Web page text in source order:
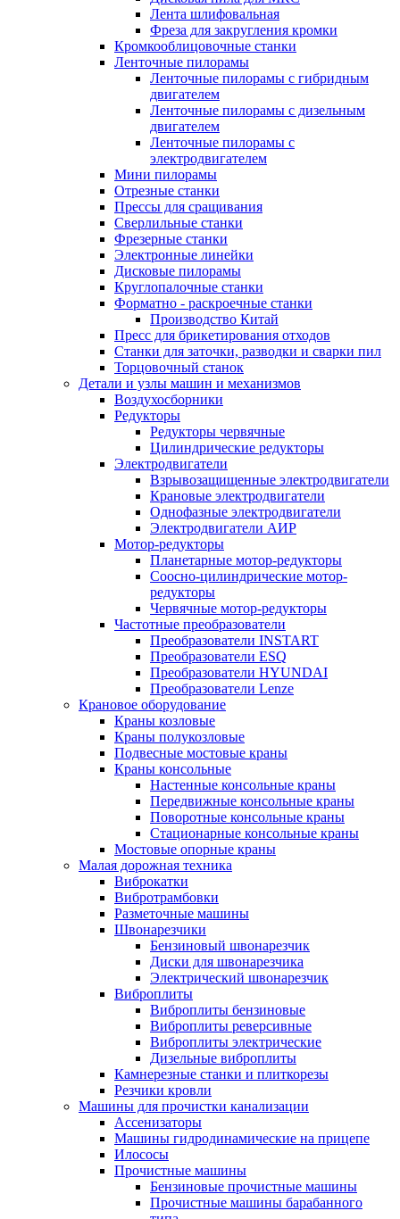
Лента шлифовальная
Фреза для закругления кромки
Кромкооблицовочные станки
Ленточные пилорамы
Ленточные пилорамы с гибридным
двигателем
Ленточные пилорамы с дизельным
двигателем
Ленточные пилорамы с
электродвигателем
Мини пилорамы
Отрезные станки
Прессы для сращивания
Сверлильные станки
Фрезерные станки
Электронные линейки
Дисковые пилорамы
Круглопалочные станки
Форматно - раскроечные станки
Производство Китай
Пресс для брикетирования отходов
Станки для заточки, разводки и сварки пил
Торцовочный станок
Детали и узлы машин и механизмов
Воздухосборники
Редукторы
Редукторы червячные
Цилиндрические редукторы
Электродвигатели
Взрывозащищенные электродвигатели
Крановые электродвигатели
Однофазные электродвигатели
Электродвигатели АИР
Мотор-редукторы
Планетарные мотор-редукторы
Соосно-цилиндрические мотор-
редукторы
Червячные мотор-редукторы
Частотные преобразователи
Преобразователи INSTART
Преобразователи ESQ
Преобразователи HYUNDAI
Преобразователи Lenze
Крановое оборудование
Краны козловые
Краны полукозловые
Подвесные мостовые краны
Краны консольные
Настенные консольные краны
Передвижные консольные краны
Поворотные консольные краны
Стационарные консольные краны
Мостовые опорные краны
Малая дорожная техника
Виброкатки
Вибротрамбовки
Разметочные машины
Швонарезчики
Бензиновый швонарезчик
Диски для швонарезчика
Электрический швонарезчик
Виброплиты
Виброплиты бензиновые
Виброплиты реверсивные
Виброплиты электрические
Дизельные виброплиты
Камнерезные станки и плиткорезы
Резчики кровли
Машины для прочистки канализации
Ассенизаторы
Машины гидродинамические на прицепе
Илососы
Прочистные машины
Бензиновые прочистные машины
Прочистные машины барабанного